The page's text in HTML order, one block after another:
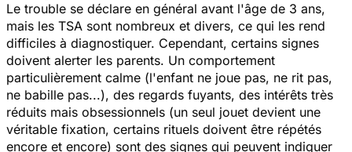
Le trouble se déclare en général avant l'âge de 3 ans,
mais les TSA sont nombreux et divers, ce qui les rend
difficiles à diagnostiquer. Cependant, certains signes
doivent alerter les parents. Un comportement
particulièrement calme (l'enfant ne joue pas, ne rit pas,
ne babille pas...), des regards fuyants, des intérêts très
réduits mais obsessionnels (un seul jouet devient une
véritable fixation, certains rituels doivent être répétés
encore et encore) sont des signes qui peuvent indiquer